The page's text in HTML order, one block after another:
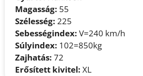
Magasság: 55
Szélesség: 225
Sebességindex: V=240 km/h
Súlyindex: 102=850kg
Zajhatás: 72
Erősített kivitel: XL